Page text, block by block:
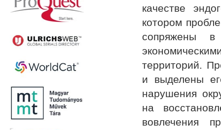
качестве
котором
сопряжены
территорий.
и выделены
нарушения
на
вовлечения